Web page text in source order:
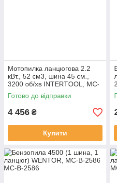
Мотопилка ланцюгова 2.2
кВт., 52 см3, шина 45 см.,
3200 об/хв INTERTOOL, MC-
DT-2209
Готово до відправки
4 456 ₴
Купити